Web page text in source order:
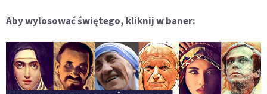
Aby wylosować świętego, kliknij w baner: